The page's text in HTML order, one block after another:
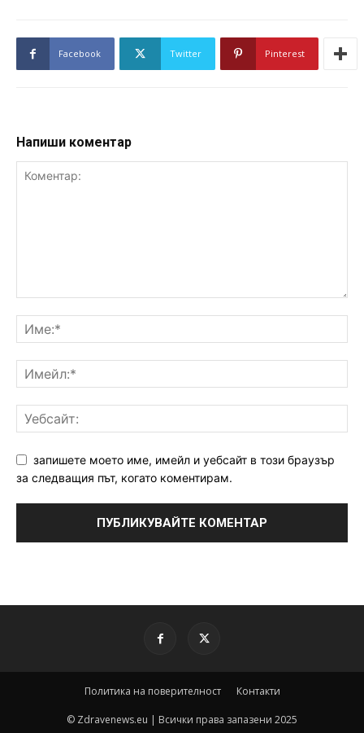
Facebook Twitter Pinterest
Напиши коментар
запишете моето име, имейл и уебсайт в този браузър
за следващия път, когато коментирам.
Политика на поверителност Контакти
© Zdravenews.eu | Всички права запазени 2025